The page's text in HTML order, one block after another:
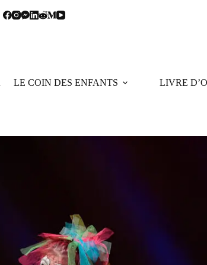
LE COIN DES ENFANTS LIVRE